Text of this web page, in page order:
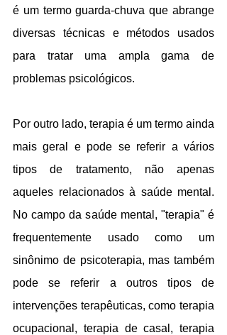
é um termo guarda-chuva que abrange
diversas técnicas e métodos usados
para tratar uma ampla gama de
problemas psicológicos.
Por outro lado, terapia é um termo ainda
mais geral e pode se referir a vários
tipos de tratamento, não apenas
aqueles relacionados à saúde mental.
No campo da saúde mental, "terapia" é
frequentemente usado como um
sinônimo de psicoterapia, mas também
pode se referir a outros tipos de
intervenções terapêuticas, como terapia
ocupacional, terapia de casal, terapia